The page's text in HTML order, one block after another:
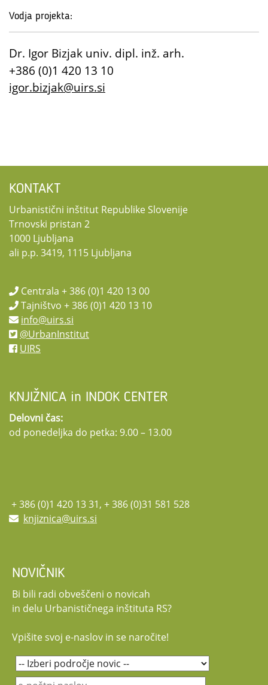
Vodja projekta:
Dr. Igor Bizjak univ. dipl. inž. arh.
+386 (0)1 420 13 10
igor.bizjak@uirs.si
KONTAKT
Urbanistični inštitut Republike Slovenije
Trnovski pristan 2
1000 Ljubljana
ali p.p. 3419, 1115 Ljubljana
Centrala + 386 (0)1 420 13 00
Tajništvo + 386 (0)1 420 13 10
info@uirs.si
@UrbanInstitut
UIRS
KNJIŽNICA in INDOK CENTER
Delovni čas:
od ponedeljka do petka: 9.00 – 13.00
+ 386 (0)1 420 13 31, + 386 (0)31 581 528
knjiznica@uirs.si
NOVIČNIK
Bi bili radi obveščeni o novicah
in delu Urbanističnega inštituta RS?
Vpišite svoj e-naslov in se naročite!